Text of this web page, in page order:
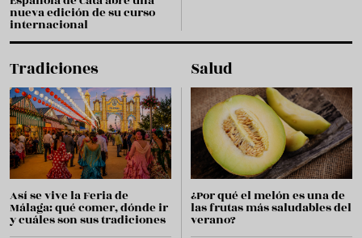
nueva edición de su curso
internacional
Tradiciones
Así se vive la Feria de
Málaga: qué comer, dónde ir
y cuáles son sus tradiciones
Salud
¿Por qué el melón es una de
las frutas más saludables del
verano?